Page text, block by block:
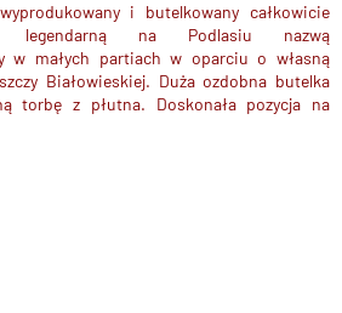
i butelkowany całkowicie
legendarną na Podlasiu nazwą
w małych partiach w oparciu o własną
Białowieskiej. Duża ozdobna butelka
torbę z płutna. Doskonała pozycja na